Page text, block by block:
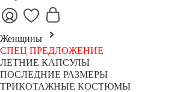
Женщины
СПЕЦ ПРЕДЛОЖЕНИЕ
ЛЕТНИЕ КАПСУЛЫ
ПОСЛЕДНИЕ РАЗМЕРЫ
ТРИКОТАЖНЫЕ КОСТЮМЫ